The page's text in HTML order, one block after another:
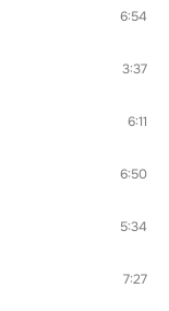
6:54
3:37
6:11
6:50
5:34
7:27